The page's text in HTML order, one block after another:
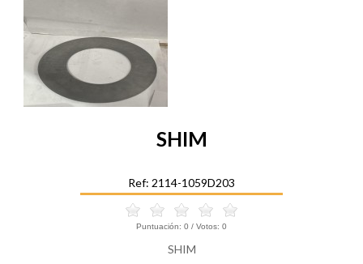
SHIM
Ref: 2114-1059D203
Puntuación: 0 / Votos: 0
SHIM